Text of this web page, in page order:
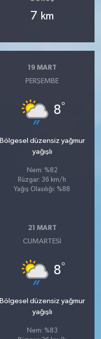
7 km
19 MART
PERŞEMBE
8°
Bölgesel düzensiz yağmur
yağışlı
Nem: %82
Rüzgar: 36 km/h
Yağış Olasılığı: %88
21 MART
CUMARTESI
8°
Bölgesel düzensiz yağmur
yağışlı
Nem: %83